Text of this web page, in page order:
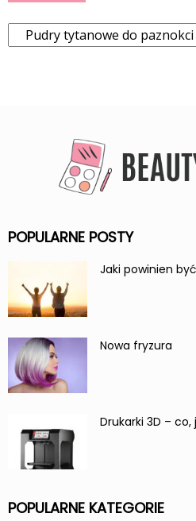
Kategorie
POPULARNE POSTY
Jaki powinien
Nowa fryzura
Drukarki 3D –
POPULARNE KATEGORIE